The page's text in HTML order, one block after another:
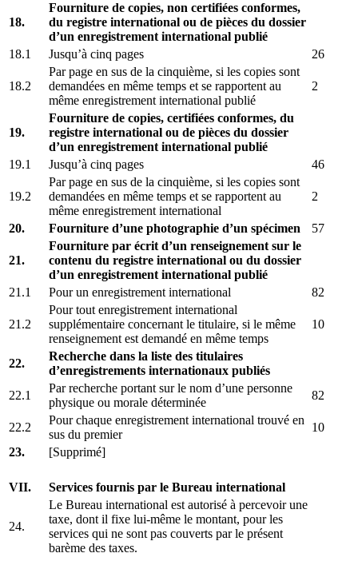
18.
Fourniture de copies, non certifiées conformes,
du registre international ou de pièces du dossier
d’un enregistrement international publié
18.1
Jusqu’à cinq pages 26
18.2
Par page en sus de la cinquième, si les copies sont
demandées en même temps et se rapportent au
même enregistrement international publié
2
19.
Fourniture de copies, certifiées conformes, du
registre international ou de pièces du dossier
d’un enregistrement international publié
19.1
Jusqu’à cinq pages 46
19.2
Par page en sus de la cinquième, si les copies sont
demandées en même temps et se rapportent au
même enregistrement international
2
20. Fourniture d’une photographie d’un spécimen 57
21.
Fourniture par écrit d’un renseignement sur le
contenu du registre international ou du dossier
d’un enregistrement international publié
21.1
Pour un enregistrement international 82
21.2
Pour tout enregistrement international
supplémentaire concernant le titulaire, si le même
renseignement est demandé en même temps
10
22.
Recherche dans la liste des titulaires
d’enregistrements internationaux publiés
22.1
Par recherche portant sur le nom d’une personne
physique ou morale déterminée
82
22.2
Pour chaque enregistrement international trouvé en
sus du premier
10
23.
[Supprimé]
VII. Services fournis par le Bureau international
24.
Le Bureau international est autorisé à percevoir une
taxe, dont il fixe lui-même le montant, pour les
services qui ne sont pas couverts par le présent
barème des taxes.